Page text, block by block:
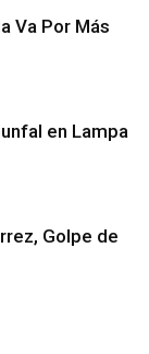
Va Por Más
en Lampa
Golpe de